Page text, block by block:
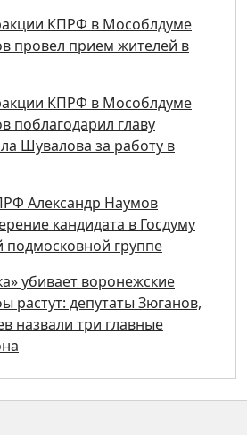
КПРФ в Мособлдуме
провел прием жителей в
КПРФ в Мособлдуме
поблагодарил главу
Шувалова за работу в
Александр Наумов
кандидата в Госдуму
подмосковной группе
убивает воронежские
растут: депутаты Зюганов,
назвали три главные